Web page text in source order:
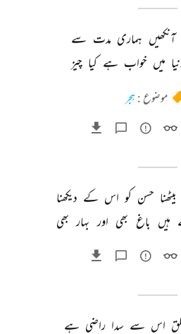
آنکھیں ہماری مدت سے
میں خواب ہے کیا چیز
موضوع : ہجر
بیٹھنا حسن کو اس کے دیکھنا
ہیں باغ بھی اور بہار بھی
اس سے سدا راضی ہے